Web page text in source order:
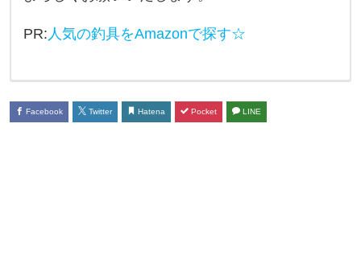
い
で
ヒ
PR: 人気の釣具をAmazonで探す☆
Facebook Twitter Hatena Pocket LINE